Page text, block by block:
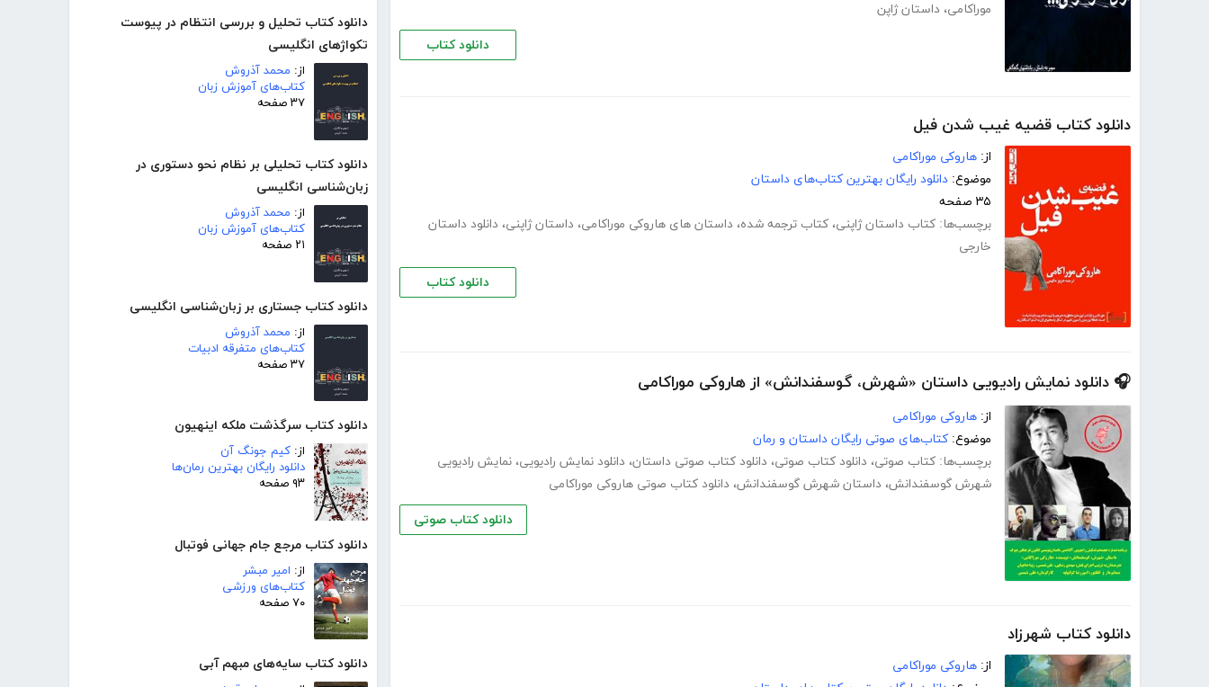
دانلود کتاب تحلیل و بررسی انتظام در پیوست
تکواژهای انگلیسی
از: محمد آذروش
کتاب‌های آموزش زبان
۳۷ صفحه
دانلود کتاب تحلیلی بر نظام نحو دستوری در
زبان‌شناسی انگلیسی
از: محمد آذروش
کتاب‌های آموزش زبان
۲۱ صفحه
دانلود کتاب جستاری بر زبان‌شناسی انگلیسی
از: محمد آذروش
کتاب‌های متفرقه ادبیات
۳۷ صفحه
دانلود کتاب سرگذشت ملکه اینهیون
از: کیم جونگ آن
دانلود رایگان بهترین رمان‌ها
۹۳ صفحه
دانلود کتاب مرجع جام جهانی فوتبال
از: امیر مبشر
کتاب‌های ورزشی
۷۰ صفحه
دانلود کتاب سایه‌های مبهم آبی
موراکامی، داستان ژاپن
دانلود کتاب
دانلود کتاب قضیه غیب شدن فیل
از: هاروکی موراکامی
موضوع: دانلود رایگان بهترین کتاب‌های داستان
۳۵ صفحه
برچسب‌ها: کتاب داستان ژاپنی، کتاب ترجمه شده، داستان های هاروکی موراکامی، داستان ژاپنی، دانلود داستان
خارجی
دانلود کتاب
🎧 دانلود نمایش رادیویی داستان «شهرش، گوسفندانش» از هاروکی موراکامی
از: هاروکی موراکامی
موضوع: کتاب‌های صوتی رایگان داستان و رمان
برچسب‌ها: کتاب صوتی، دانلود کتاب صوتی، دانلود کتاب صوتی داستان، دانلود نمایش رادیویی، نمایش رادیویی
شهرش گوسفندانش، داستان شهرش گوسفندانش، دانلود کتاب صوتی هاروکی موراکامی
دانلود کتاب صوتی
دانلود کتاب شهرزاد
از: هاروکی موراکامی